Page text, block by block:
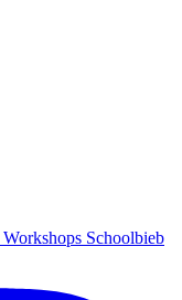
Workshops Schoolbieb